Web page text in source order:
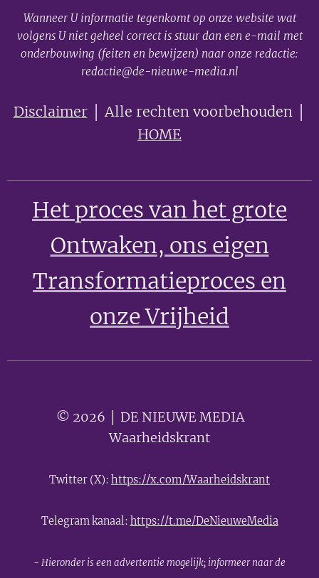
Wanneer U informatie tegenkomt op onze website wat
volgens U niet geheel correct is stuur dan een e-mail met
onderbouwing (feiten en bewijzen) naar onze redactie:
redactie@de-nieuwe-media.nl
Disclaimer│ Alle rechten voorbehouden │
HOME
Het proces van het grote
Ontwaken, ons eigen
Transformatieproces en
onze Vrijheid
© 2026 │ DE NIEUWE MEDIA 🟣
Waarheidskrant
Twitter (X): https://x.com/Waarheidskrant
Telegram kanaal: https://t.me/DeNieuweMedia
- Hieronder is een advertentie mogelijk; informeer naar de